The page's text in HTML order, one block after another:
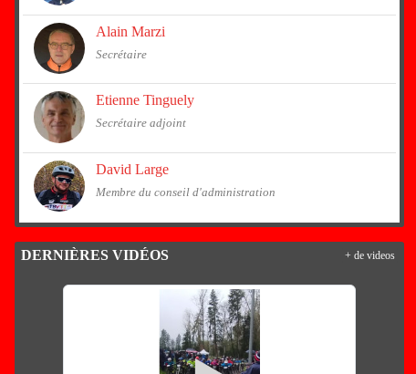
Alain Marzi
Secrétaire
Etienne Tinguely
Secrétaire adjoint
David Large
Membre du conseil d'administration
DERNIÈRES VIDÉOS + de videos